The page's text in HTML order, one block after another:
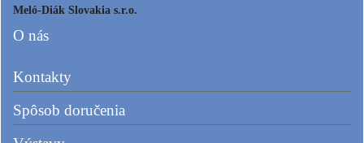
Meló-Diák Slovakia s.r.o.
O nás
Kontakty
Spôsob doručenia